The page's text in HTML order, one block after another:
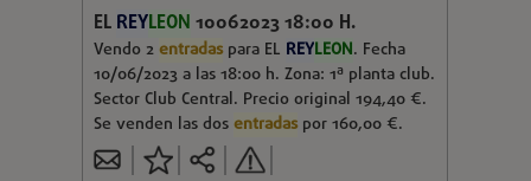
EL REYLEON 10062023 18:00 H.
Vendo 2entradaspara EL REYLEON. Fecha
10/06/2023 a las 18:00 h. Zona: 1ª planta club.
Sector Club Central. Precio original 194,40 €.
Se venden las dosentradaspor 160,00 €.